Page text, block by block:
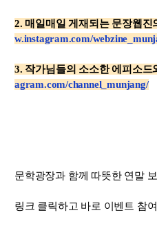
2. 매일매일 게재되는 문장웹진
w.instagram.com/
3. 작가님들의 소소한 에피소드
agram.com/channel_munjang/
문학광장과 함께 따뜻한 연말
링크 클릭하고 바로 이벤트 참